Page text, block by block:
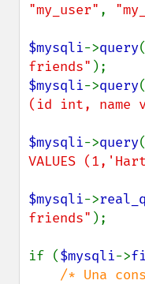
"my_user" ,
$mysqli->query
friends"
$mysqli->query
(id int, name
$mysqli->query
VALUES
$mysqli->
friends" );
if ($mysqli->
/* Una